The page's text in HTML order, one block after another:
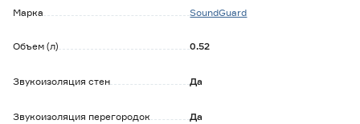
Марка
SoundGuard
Объем (л) 0.52
Звукоизоляция стен Да
Звукоизоляция перегородок Да